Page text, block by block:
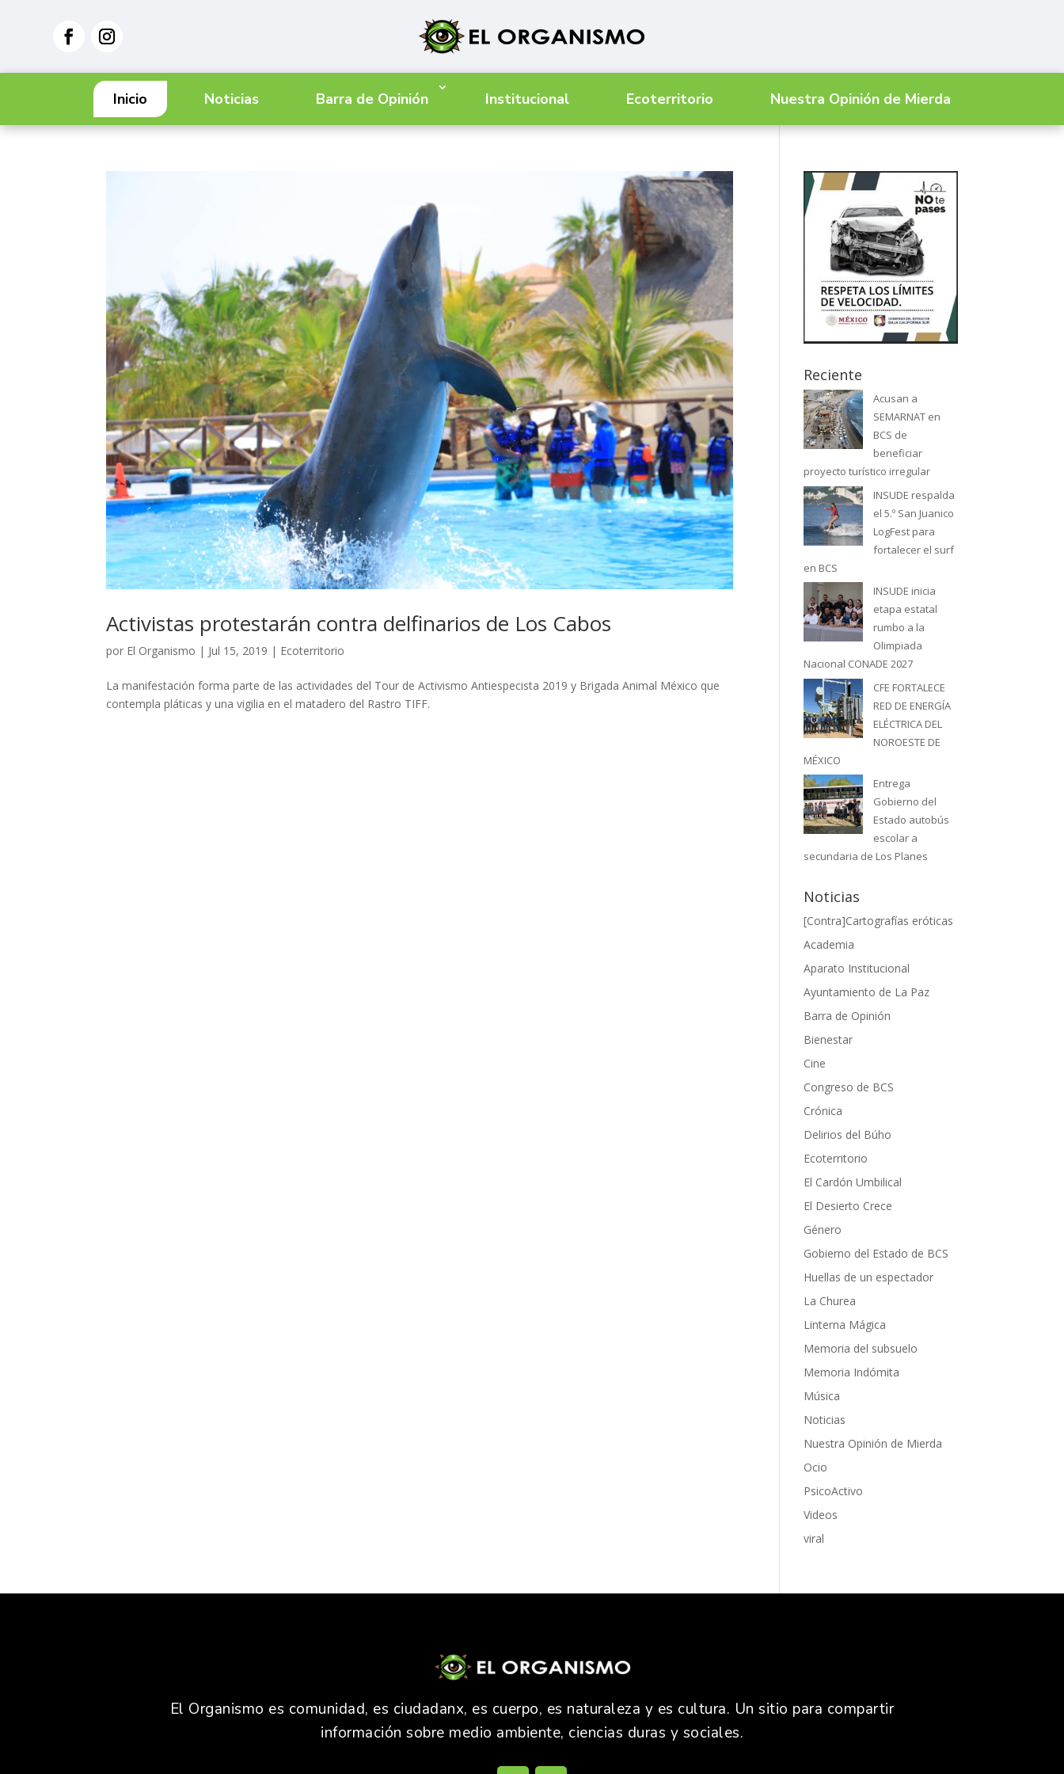
Inicio Noticias Barra de Opinión Institucional Ecoterritorio Nuestra Opinión de Mierda
Activistas protestarán contra delfinarios de Los Cabos
por El Organismo | Jul 15, 2019 | Ecoterritorio
La manifestación forma parte de las actividades del Tour de Activismo Antiespecista 2019 y Brigada Animal México que
contempla pláticas y una vigilia en el matadero del Rastro TIFF.
Reciente
Acusan a
SEMARNAT en
BCS de
beneficiar
proyecto turístico irregular
INSUDE respalda
el 5.º San Juanico
LogFest para
fortalecer el surf
en BCS
INSUDE inicia
etapa estatal
rumbo a la
Olimpiada
Nacional CONADE 2027
CFE FORTALECE
RED DE ENERGÍA
ELÉCTRICA DEL
NOROESTE DE
MÉXICO
Entrega
Gobierno del
Estado autobús
escolar a
secundaria de Los Planes
Noticias
[Contra]Cartografías eróticas
Academia
Aparato Institucional
Ayuntamiento de La Paz
Barra de Opinión
Bienestar
Cine
Congreso de BCS
Crónica
Delirios del Búho
Ecoterritorio
El Cardón Umbilical
El Desierto Crece
Género
Gobierno del Estado de BCS
Huellas de un espectador
La Churea
Linterna Mágica
Memoria del subsuelo
Memoria Indómita
Música
Noticias
Nuestra Opinión de Mierda
Ocio
PsicoActivo
Videos
viral
El Organismo es comunidad, es ciudadanx, es cuerpo, es naturaleza y es cultura. Un sitio para compartir
información sobre medio ambiente, ciencias duras y sociales.